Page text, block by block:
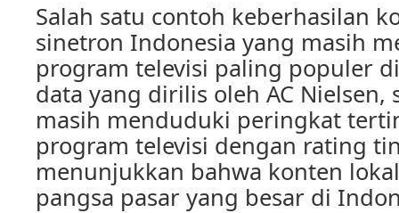
Salah satu contoh keberhasilan
sinetron Indonesia yang masih
program televisi paling populer
data yang dirilis oleh AC
masih menduduki peringkat
program televisi dengan rating
menunjukkan bahwa konten
pangsa pasar yang besar di